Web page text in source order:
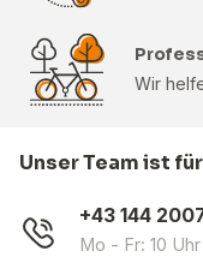
Wir
Unser Team ist
+43 144
Mo - Fr: 10